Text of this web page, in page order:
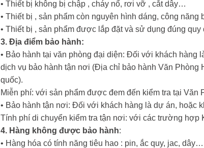
• Thiết bị không bị chập , cháy nổ, rơi vỡ , cắt dây…
• Thiết bị , sản phẩm còn nguyên hình dáng, công năng
• Thiết bị , sản phẩm được lắp đặt và sử dụng đúng
3. Địa điểm bảo hành:
• Bảo hành tại văn phòng đại diện: Đối với khách hàng
dịch vụ bảo hành tận nơi (Địa chỉ bảo hành Văn Phòng
quốc).
Miễn phí: với sản phẩm được đem đến kiểm tra tại
• Bảo hành tận nơi: Đối với khách hàng là dự án, hoặc
Tính phí di chuyển kiểm tra tận nơi: với các trường hợp
4. Hàng không được bảo hành:
• Hàng hóa có tính năng tiêu hao : pin, ắc quy, jac, dây…